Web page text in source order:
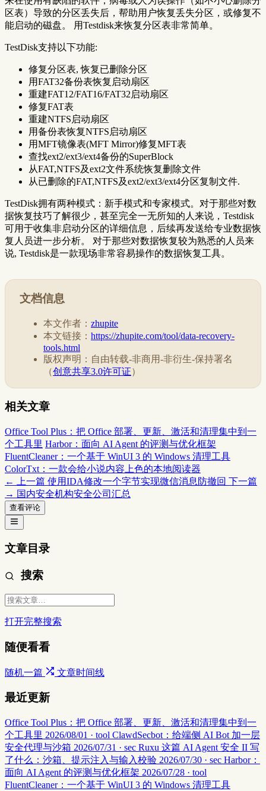
区表）导致的分区丢失后，帮助用户恢复丢失分区，或修复不
能启动的磁盘。 用Testdisk来恢复分区表非常简单。
TestDisk支持以下功能:
修复分区表, 恢复已删除分区
用FAT32备份表恢复启动扇区
重建FAT12/FAT16/FAT32启动扇区
修复FAT表
重建NTFS启动扇区
用备份表恢复NTFS启动扇区
用MFT镜像表(MFT Mirror)修复MFT表
查找ext2/ext3/ext4备份的SuperBlock
从FAT,NTFS及ext2文件系统恢复删除文件
从已删除的FAT,NTFS及ext2/ext3/ext4分区复制文件.
TestDisk拥有两种模式：新手模式和专家模式。对于那些对数
据恢复技巧了解很少，甚至完全一无所知的人来说，Testdisk
可用于收集非启动分区的详细信息，后续再发送给专业数据恢
复人员进一步分析。 对于那些对数据恢复较为熟悉的人员来
说, Testdisk是一款现场非常容易操作的数据恢复工具。
文档信息
本文作者： zhupite
本文链接： https://zhupite.com/tool/data-recovery-
tools.html
版权声明：自由转载-非商用-非衍生-保持署名
（创意共享3.0许可证）
相关文章
Office Tool Plus：把 Office 部署、更新、激活和清理集中到一
个工具里 Harbor：面向 AI Agent 的评测与优化框架
FluentCleaner：一个基于 WinUI 3 的 Windows 清理工具
ColorTxt：一款会给小说内容上色的本地阅读器
← 上一篇 使用IDA修改一个字节实现微信消息防撤回 下一篇
→ 国内安全机构安全公司汇总
查看评论
文章目录
搜索
打开完整搜索
随便看看
随机一篇 文章时间线
最近更新
Office Tool Plus：把 Office 部署、更新、激活和清理集中到一
个工具里 2026/08/01 · tool ClawdSecbot：给端侧 AI Bot 加一层
安全代理与沙箱 2026/07/31 · sec Ruxu 这篇 AI Agent 安全 II 写
了什么：沙箱、提示注入与输入校验 2026/07/30 · sec Harbor：
面向 AI Agent 的评测与优化框架 2026/07/28 · tool
FluentCleaner：一个基于 WinUI 3 的 Windows 清理工具